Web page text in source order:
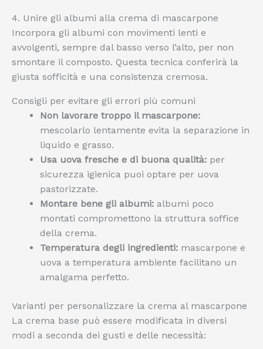
4. Unire gli albumi alla crema di mascarpone
Incorpora gli albumi con movimenti lenti e
avvolgenti, sempre dal basso verso l’alto, per non
smontare il composto. Questa tecnica conferirà la
giusta sofficità e una consistenza cremosa.
Consigli per evitare gli errori più comuni
Non lavorare troppo il mascarpone:
mescolarlo lentamente evita la separazione in
liquido e grasso.
Usa uova fresche e di buona qualità: per
sicurezza igienica puoi optare per uova
pastorizzate.
Montare bene gli albumi: albumi poco
montati compromettono la struttura soffice
della crema.
Temperatura degli ingredienti: mascarpone e
uova a temperatura ambiente facilitano un
amalgama perfetto.
Varianti per personalizzare la crema al mascarpone
La crema base può essere modificata in diversi
modi a seconda dei gusti e delle necessità: